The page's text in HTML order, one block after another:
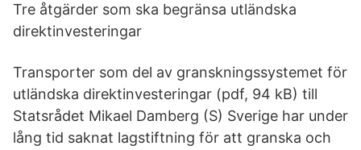
Tre åtgärder som ska begränsa utländska
direktinvesteringar
Transporter som del av granskningssystemet för
utländska direktinvesteringar (pdf, 94 kB) till
Statsrådet Mikael Damberg (S) Sverige har under
lång tid saknat lagstiftning för att granska och